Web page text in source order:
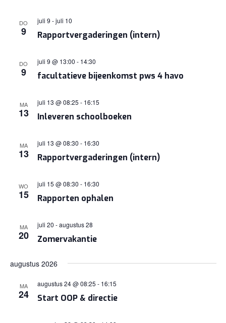
DO
9 Rapportvergaderingen (intern)
juli 9 -juli 10
DO
9 facultatieve bijeenkomst pws 4 havo
juli 9 @ 13:00 - 14:30
MA
13 Inleveren schoolboeken
juli 13 @ 08:25 - 16:15
MA
13 Rapportvergaderingen (intern)
juli 13 @ 08:30 - 16:30
WO
15 Rapporten ophalen
juli 15 @ 08:30 - 16:30
MA
20 Zomervakantie
juli 20 -augustus 28
augustus 2026
MA
24 Start OOP & directie
augustus 24 @ 08:25 - 16:15